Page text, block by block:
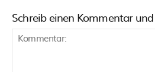
Schreib einen Kommentar